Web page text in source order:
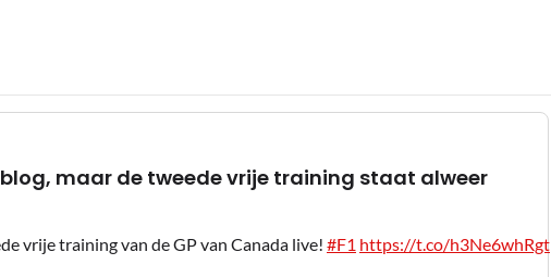
maar de tweede vrije training staat alweer
vrije training van de GP van Canada live! #F1 https://t.co/h3Ne6whRgt